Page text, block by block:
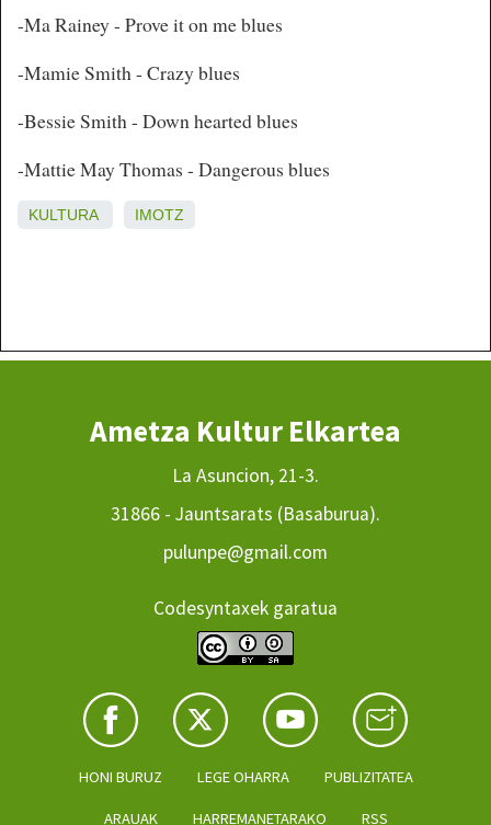
-Ma Rainey - Prove it on me blues
-Mamie Smith - Crazy blues
-Bessie Smith - Down hearted blues
-Mattie May Thomas - Dangerous blues
KULTURA IMOTZ
Ametza Kultur Elkartea
La Asuncion, 21-3.
31866 - Jauntsarats (Basaburua).
pulunpe@gmail.com
Codesyntaxek garatua
HONI BURUZ LEGE OHARRA PUBLIZITATEA
ARAUAK HARREMANETARAKO RSS